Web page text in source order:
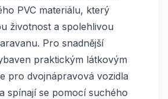
PVC materiálu, který
životnost a spolehlivou
Pro snadnější
praktickým látkovým
pro dvojnápravová vozidla
spínají se pomocí suchého